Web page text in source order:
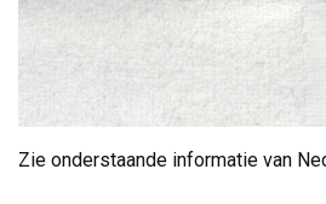
Zie onderstaande informatie van